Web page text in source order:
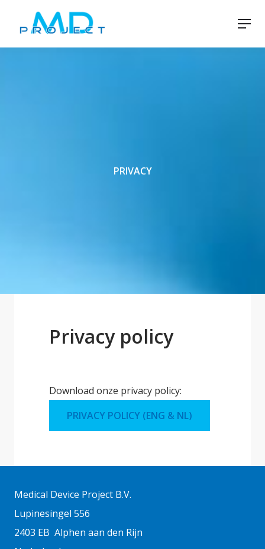
PRIVACY
Privacy policy
Download onze privacy policy:
PRIVACY POLICY (ENG & NL)
Medical Device Project B.V.
Lupinesingel 556
2403 EB Alphen aan den Rijn